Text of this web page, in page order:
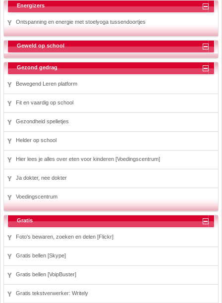
Energizers
Ontspanning en energie met stoelyoga tussendoortjes
Geweld op school
Gezond gedrag
Bewegend Leren platform
Fit en vaardig op school
Gezondheid spelletjes
Helder op school
Hier lees je alles over eten voor kinderen [Voedingscentrum]
Ja dokter, nee dokter
Voedingscentrum
Gratis
Foto's bewaren, zoeken en delen [Flickr]
Gratis bellen [Skype]
Gratis bellen [VoipBuster]
Gratis tekstverwerker: Writely